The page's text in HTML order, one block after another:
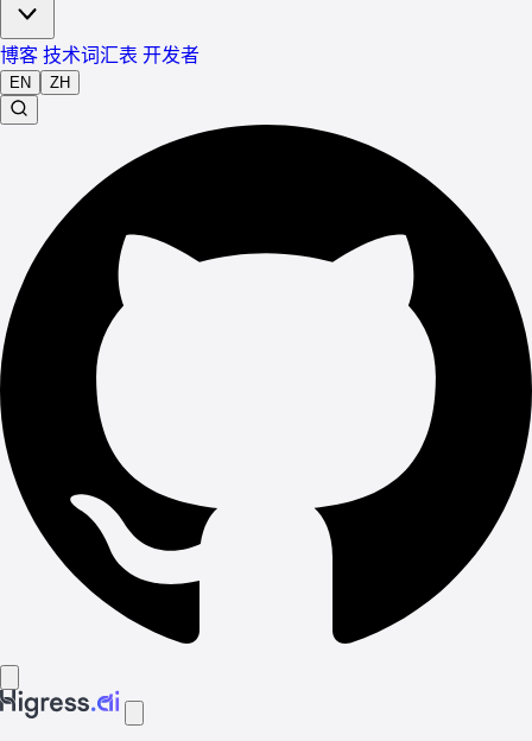
博客技术词汇表 开发者
EN ZH